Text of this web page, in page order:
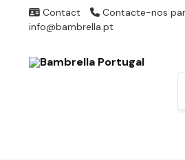
Contact
Contacte-nos
info@bambrella.pt